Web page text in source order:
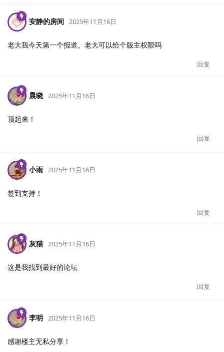
安静的房间 2025年11月16日
老大我今天第一个报道。老大可以给个版主权限吗
回复
晨晓 2025年11月16日
顶起来！
回复
小雨 2025年11月16日
签到支持！
回复
灰猫 2025年11月16日
这是我找到最好的论坛
回复
李明 2025年11月16日
感谢楼主无私分享！